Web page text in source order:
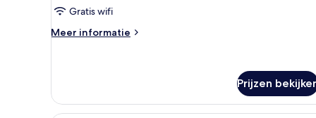
Gratis wifi
Meer informatie
Meer
Twin
Prijzen